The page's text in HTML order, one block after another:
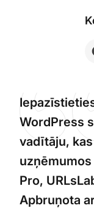
WordPress
vadītāju,
Pro,
Apbruņota